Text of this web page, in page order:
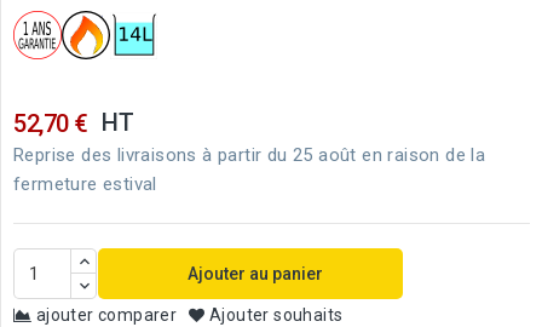
52,70 € HT
Reprise des livraisons à partir du 25 août en raison de la
fermeture estival
Ajouter au panier
ajouter comparer Ajouter souhaits